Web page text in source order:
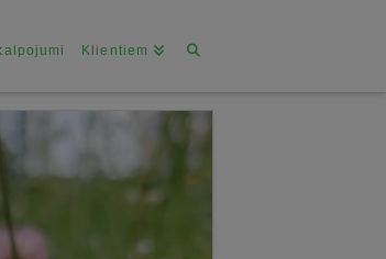
Klientiem